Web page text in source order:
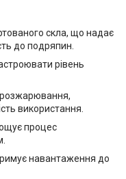
скла, що надає
до подряпин.
рівень
розжарювання,
використання.
процес
навантаження до